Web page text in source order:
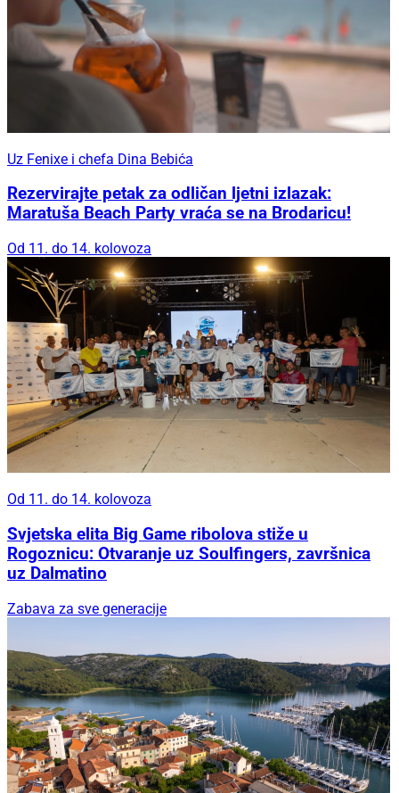
Uz Fenixe i chefa Dina Bebića
Rezervirajte petak za odličan ljetni izlazak:
Maratuša Beach Party vraća se na Brodaricu!
Od 11. do 14. kolovoza
Od 11. do 14. kolovoza
Svjetska elita Big Game ribolova stiže u
Rogoznicu: Otvaranje uz Soulfingers, završnica
uz Dalmatino
Zabava za sve generacije